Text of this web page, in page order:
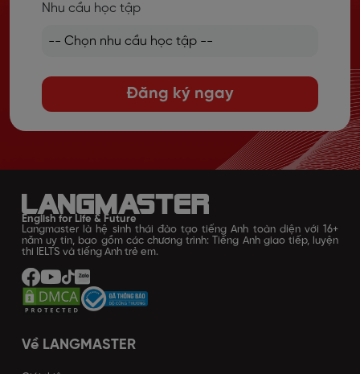
Nhu cầu học tập
Đăng ký ngay
English for Life & Future
Langmaster là hệ sinh thái đào tạo tiếng Anh toàn diện với 16+
năm uy tín, bao gồm các chương trình: Tiếng Anh giao tiếp, luyện
thi IELTS và tiếng Anh trẻ em.
Về LANGMASTER